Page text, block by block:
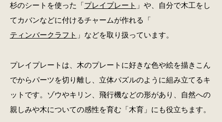
杉のシートを使った「プレイプレート 」や、自分で木工をし
てカバンなどに付けるチャームが作れる「
ティンバークラフト 」などを取り扱っています。
プレイプレートは、木のプレートに好きな色や絵を描きこん
でからパーツを切り離し、立体パズルのように組み立てるキ
ットです。ゾウやキリン、飛行機などの形があり、自然への
親しみや木についての感性を育む「木育」にも役立ちます。